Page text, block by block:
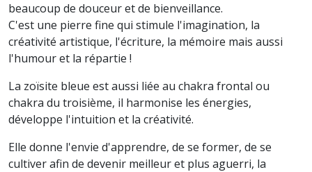
beaucoup de douceur et de bienveillance.
C'est une pierre fine qui stimule l'imagination, la
créativité artistique, l'écriture, la mémoire mais aussi
l'humour et la répartie !
La zoïsite bleue est aussi liée au chakra frontal ou
chakra du troisième, il harmonise les énergies,
développe l'intuition et la créativité.
Elle donne l'envie d'apprendre, de se former, de se
cultiver afin de devenir meilleur et plus aguerri, la